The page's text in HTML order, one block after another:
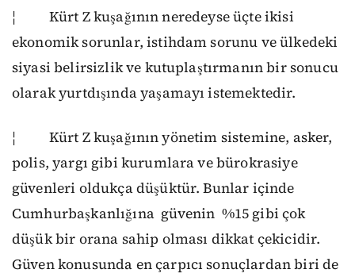
¦ Kürt Z kuşağının neredeyse üçte ikisi
ekonomik sorunlar, istihdam sorunu ve ülkedeki
siyasi belirsizlik ve kutuplaştırmanın bir sonucu
olarak yurtdışında yaşamayı istemektedir.
¦ Kürt Z kuşağının yönetim sistemine, asker,
polis, yargı gibi kurumlara ve bürokrasiye
güvenleri oldukça düşüktür. Bunlar içinde
Cumhurbaşkanlığına güvenin %15 gibi çok
düşük bir orana sahip olması dikkat çekicidir.
Güven konusunda en çarpıcı sonuçlardan biri de